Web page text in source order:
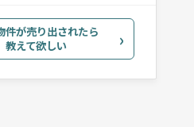
件が売り出されたら
教えて欲しい